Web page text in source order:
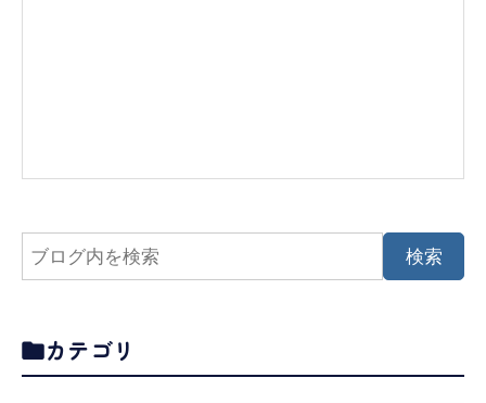
カテゴリ